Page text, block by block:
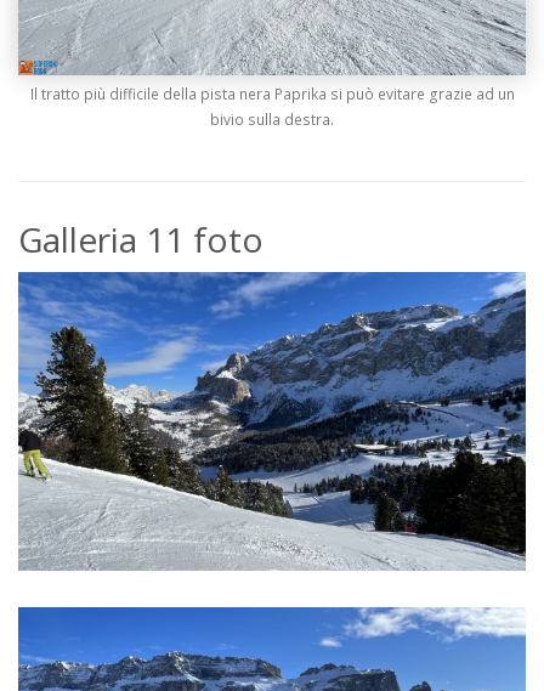
Il tratto più difficile della pista nera Paprika si può evitare grazie ad un
bivio sulla destra.
Galleria 11 foto